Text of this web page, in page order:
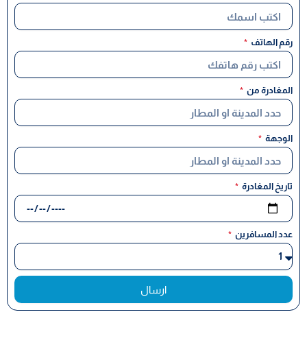
رقم الهاتف
المغادرة من
الوجهة
تاريخ المغادرة
عدد المسافرين
ارسال